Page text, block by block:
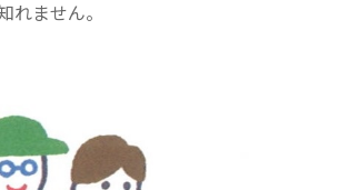
れません。